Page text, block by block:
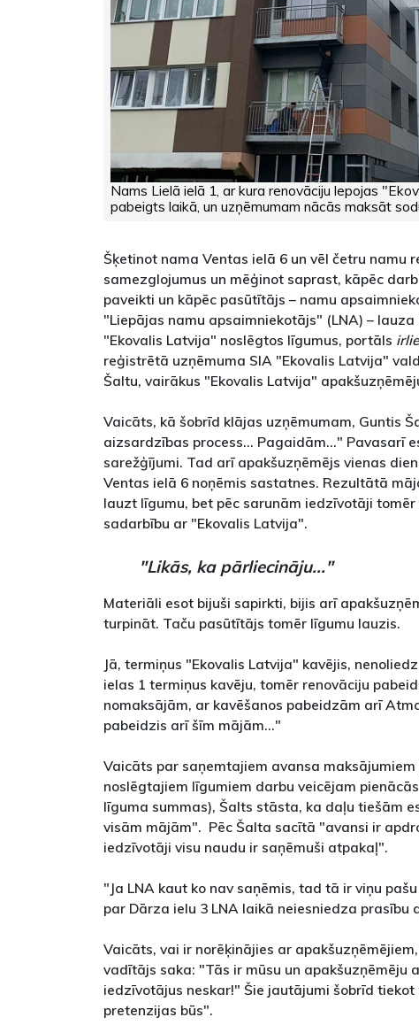
Nams Lielā ielā 1, ar kura renovāciju lepojas
pabeigts laikā, un uzņēmumam nācās maksāt
Šķetinot nama Ventas ielā 6 un vēl četru namu
samezglojumus un mēģinot saprast, kāpēc
paveikti un kāpēc pasūtītājs – namu
"Liepājas namu apsaimniekotājs" (LNA) –
"Ekovalis Latvija" noslēgtos līgumus, portāls
reģistrētā uzņēmuma SIA "Ekovalis Latvija"
Šaltu, vairākus "Ekovalis Latvija"
Vaicāts, kā šobrīd klājas uzņēmumam, Guntis
aizsardzības process... Pagaidām..." Pavasarī
sarežģījumi. Tad arī apakšuzņēmējs vienas
Ventas ielā 6 noņēmis sastatnes. Rezultātā
lauzt līgumu, bet pēc sarunām iedzīvotāji
sadarbību ar "Ekovalis Latvija".
"Likās, ka pārliecināju..."
Materiāli esot bijuši sapirkti, bijis arī
turpināt. Taču pasūtītājs tomēr līgumu lauzis.
Jā, termiņus "Ekovalis Latvija" kavējis,
ielas 1 termiņus kavēju, tomēr renovāciju
nomaksājām, ar kavēšanos pabeidzām arī
pabeidzis arī šīm mājām..."
Vaicāts par saņemtajiem avansa
noslēgtajiem līgumiem darbu veicējam
līguma summas), Šalts stāsta, ka daļu tiešām
visām mājām". Pēc Šalta sacītā "avansi ir
iedzīvotāji visu naudu ir saņēmuši atpakaļ".
"Ja LNA kaut ko nav saņēmis, tad tā ir viņu
par Dārza ielu 3 LNA laikā neiesniedza prasību
Vaicāts, vai ir norēķinājies ar
vadītājs saka: "Tās ir mūsu un apakšuzņēmēju
iedzīvotājus neskar!" Šie jautājumi šobrīd
pretenzijas būs".